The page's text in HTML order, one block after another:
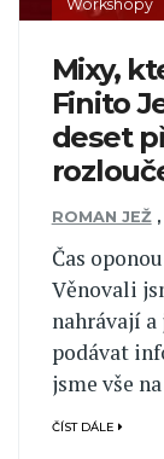
Workshopy
Mixy,
Finito
deset
ROMAN JEŽ ,
Čas
Věnovali
nahrávají
podávat
jsme vše
ČÍST DÁLE